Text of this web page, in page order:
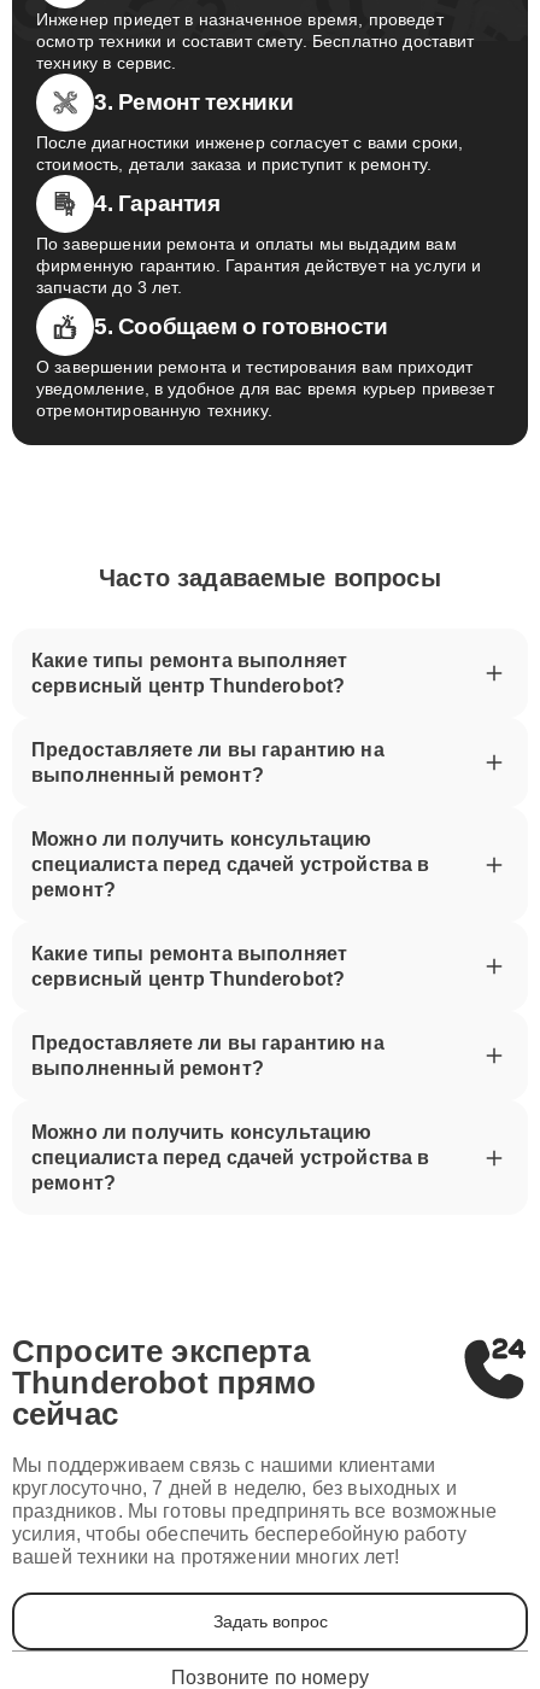
Инженер приедет в назначенное время, проведет
осмотр техники и составит смету. Бесплатно доставит
технику в сервис.
3. Ремонт техники
После диагностики инженер согласует с вами сроки,
стоимость, детали заказа и приступит к ремонту.
4. Гарантия
По завершении ремонта и оплаты мы выдадим вам
фирменную гарантию. Гарантия действует на услуги и
запчасти до 3 лет.
5. Сообщаем о готовности
О завершении ремонта и тестирования вам приходит
уведомление, в удобное для вас время курьер привезет
отремонтированную технику.
Часто задаваемые вопросы
Какие типы ремонта выполняет
сервисный центр Thunderobot?
Предоставляете ли вы гарантию на
выполненный ремонт?
Можно ли получить консультацию
специалиста перед сдачей устройства в
ремонт?
Какие типы ремонта выполняет
сервисный центр Thunderobot?
Предоставляете ли вы гарантию на
выполненный ремонт?
Можно ли получить консультацию
специалиста перед сдачей устройства в
ремонт?
Спросите эксперта
Thunderobot прямо
сейчас
Мы поддерживаем связь с нашими клиентами
круглосуточно, 7 дней в неделю, без выходных и
праздников. Мы готовы предпринять все возможные
усилия, чтобы обеспечить бесперебойную работу
вашей техники на протяжении многих лет!
Задать вопрос
Позвоните по номеру